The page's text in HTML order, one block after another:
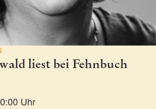
liest bei Fehnbuch
Uhr